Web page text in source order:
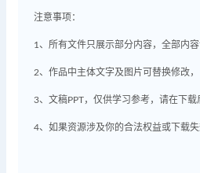
注意事项：
1、所有文件只展示部分内容，全部内容
2、作品中主体文字及图片可替换修改
3、文稿PPT，仅供学习参考，请在下载
4、如果资源涉及你的合法权益或下载